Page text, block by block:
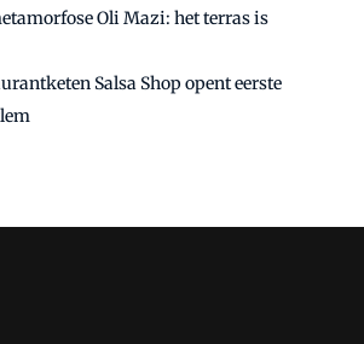
Oli Mazi: het terras is
Salsa Shop opent eerste